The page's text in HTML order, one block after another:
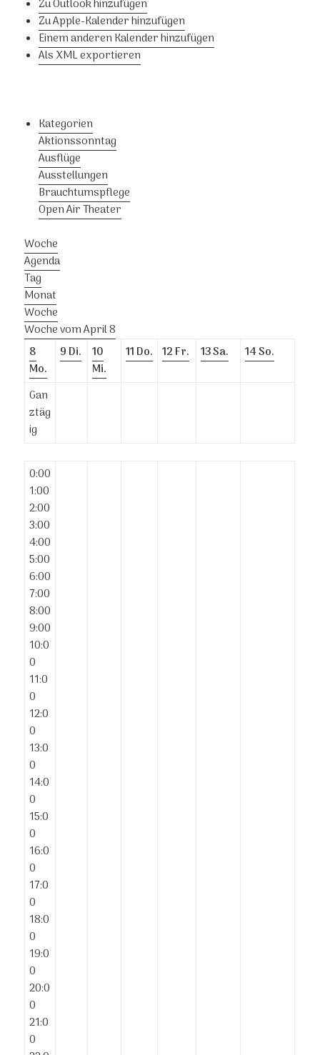
Zu Outlook hinzufügen
Zu Apple-Kalender hinzufügen
Einem anderen Kalender hinzufügen
Als XML exportieren
Kategorien
Aktionssonntag
Ausflüge
Ausstellungen
Brauchtumspflege
Open Air Theater
Woche
Agenda
Tag
Monat
Woche
Woche vom April 8
8
Mo.
9 Di.
10
Mi.
11 Do. 12Fr. 13Sa. 14So.
Gan
ztäg
ig
0:00
1:00
2:00
3:00
4:00
5:00
6:00
7:00
8:00
9:00
10:0
0
11:0
0
12:0
0
13:0
0
14:0
0
15:0
0
16:0
0
17:0
0
18:0
0
19:0
0
20:0
0
21:0
0